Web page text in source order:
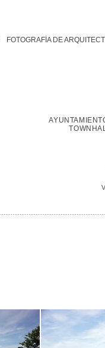
FOTOGRAFÍA DE